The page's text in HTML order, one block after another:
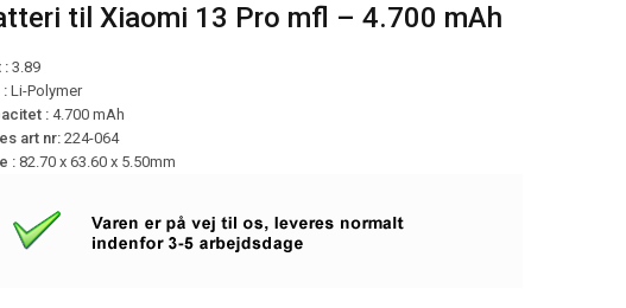
til Xiaomi 13 Pro mfl – 4.700 mAh
:3.89
:Li-Polymer
: 4.700 mAh
art nr:224-064
: 82.70 x 63.60 x 5.50mm